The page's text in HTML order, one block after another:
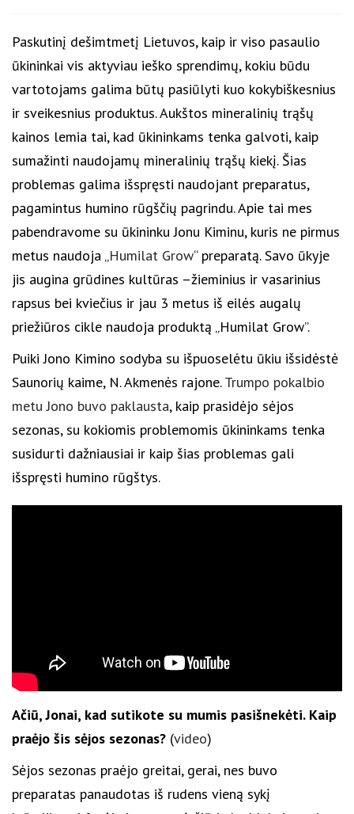
Paskutinį dešimtmetį Lietuvos, kaip ir viso pasaulio
ūkininkai vis aktyviau ieško sprendimų, kokiu būdu
vartotojams galima būtų pasiūlyti kuo kokybiškesnius
ir sveikesnius produktus. Aukštos mineralinių trąšų
kainos lemia tai, kad ūkininkams tenka galvoti, kaip
sumažinti naudojamų mineralinių trąšų kiekį. Šias
problemas galima išspręsti naudojant preparatus,
pagamintus humino rūgščių pagrindu. Apie tai mes
pabendravome su ūkininku Jonu Kiminu, kuris ne pirmus
metus naudoja „Humilat Grow“ preparatą. Savo ūkyje
jis augina grūdines kultūras –žieminius ir vasarinius
rapsus bei kviečius ir jau 3 metus iš eilės augalų
priežiūros cikle naudoja produktą „Humilat Grow”.
Puiki Jono Kimino sodyba su išpuoselėtu ūkiu išsidėstė
Saunorių kaime, N. Akmenės rajone.Trumpo pokalbio
metu Jono buvo paklausta, kaip prasidėjo sėjos
sezonas, su kokiomis problemomis ūkininkams tenka
susidurti dažniausiai ir kaip šias problemas gali
išspręsti humino rūgštys.
Ačiū, Jonai, kad sutikote su mumis pasišnekėti. Kaip
praėjo šis sėjos sezonas? (video)
Sėjos sezonas praėjo greitai, gerai, nes buvo
preparatas panaudotas iš rudens vieną sykį